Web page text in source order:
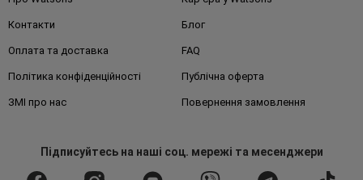
Контакти Блог
Оплата та доставка FAQ
Політика конфіденційності Публічна оферта
ЗМІ про нас Повернення замовлення
Підписуйтесьна наші соц. мережі та месенджери